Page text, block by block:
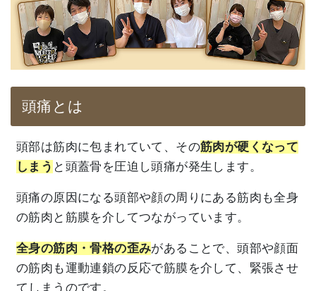
頭痛とは
頭部は筋肉に包まれていて、その筋肉が硬くなって
しまう と頭蓋骨を圧迫し頭痛が発生します。
頭痛の原因になる頭部や顔の周りにある筋肉も全身
の筋肉と筋膜を介してつながっています。
全身の筋肉・骨格の歪みがあることで、頭部や顔面
の筋肉も運動連鎖の反応で筋膜を介して、緊張させ
てしまうのです。